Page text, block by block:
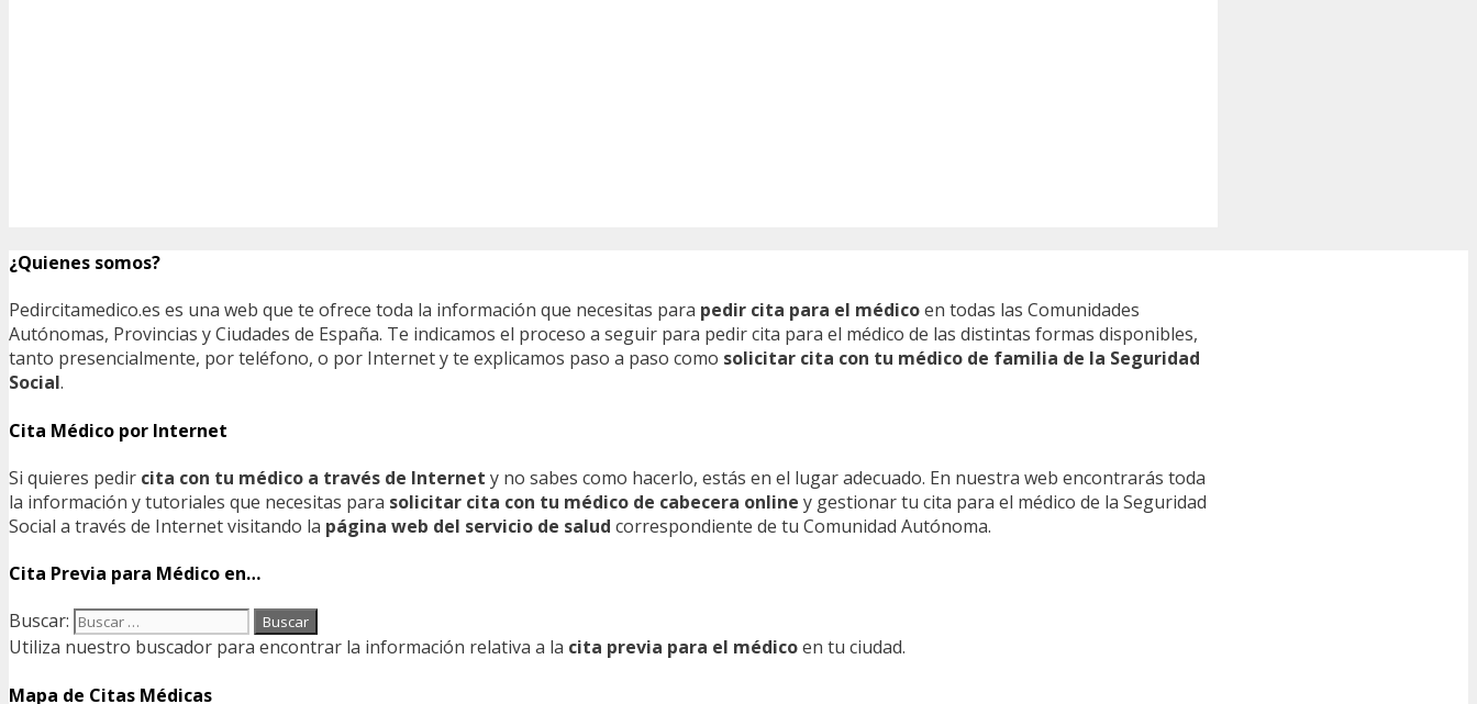
¿Quienes somos?
Pedircitamedico.es es una web que te ofrece toda la información que necesitas para pedir cita para el médicoen todas las Comunidades
Autónomas, Provincias y Ciudades de España. Te indicamos el proceso a seguir para pedir cita para el médico de las distintas formas disponibles,
tanto presencialmente, por teléfono, o por Internet y te explicamos paso a paso como solicitar cita con tu médico de familia de la Seguridad
Social.
Cita Médico por Internet
Si quieres pedir cita con tu médico a través de Internet y no sabes como hacerlo, estás en el lugar adecuado. En nuestra web encontrarás toda
la información y tutoriales que necesitas para solicitar cita con tu médico de cabecera online y gestionar tu cita para el médico de la Seguridad
Social a través de Internet visitando la página web del servicio de salud correspondiente de tu Comunidad Autónoma.
Cita Previa para Médico en…
Buscar:
Utiliza nuestro buscador para encontrar la información relativa a la cita previa para el médicoen tu ciudad.
Mapa de Citas Médicas